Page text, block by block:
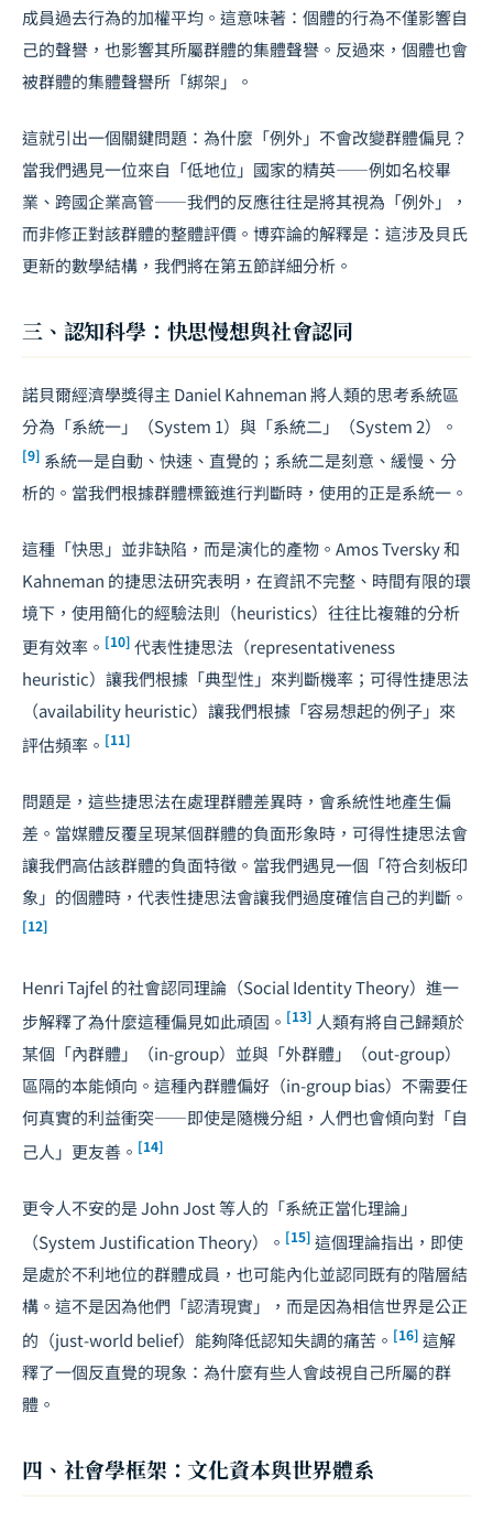
成員過去行為的加權平均。這意味著：個體的行為不僅影響自
己的聲譽，也影響其所屬群體的集體聲譽。反過來，個體也會
被群體的集體聲譽所「綁架」。
這就引出一個關鍵問題：為什麼「例外」不會改變群體偏見？
當我們遇見一位來自「低地位」國家的精英——例如名校畢
業、跨國企業高管——我們的反應往往是將其視為「例外」，
而非修正對該群體的整體評價。博弈論的解釋是：這涉及貝氏
更新的數學結構，我們將在第五節詳細分析。
三、認知科學：快思慢想與社會認同
諾貝爾經濟學獎得主 Daniel Kahneman 將人類的思考系統區
分為「系統一」（System 1）與「系統二」（System 2）。
[9] 系統一是自動、快速、直覺的；系統二是刻意、緩慢、分
析的。當我們根據群體標籤進行判斷時，使用的正是系統一。
這種「快思」並非缺陷，而是演化的產物。Amos Tversky 和
Kahneman 的捷思法研究表明，在資訊不完整、時間有限的環
境下，使用簡化的經驗法則（heuristics）往往比複雜的分析
更有效率。 [10] 代表性捷思法（representativeness
heuristic）讓我們根據「典型性」來判斷機率；可得性捷思法
（availability heuristic）讓我們根據「容易想起的例子」來
評估頻率。 [11]
問題是，這些捷思法在處理群體差異時，會系統性地產生偏
差。當媒體反覆呈現某個群體的負面形象時，可得性捷思法會
讓我們高估該群體的負面特徵。當我們遇見一個「符合刻板印
象」的個體時，代表性捷思法會讓我們過度確信自己的判斷。
[12]
Henri Tajfel 的社會認同理論（Social Identity Theory）進一
步解釋了為什麼這種偏見如此頑固。 [13] 人類有將自己歸類於
某個「內群體」（in-group）並與「外群體」（out-group）
區隔的本能傾向。這種內群體偏好（in-group bias）不需要任
何真實的利益衝突——即使是隨機分組，人們也會傾向對「自
己人」更友善。 [14]
更令人不安的是 John Jost 等人的「系統正當化理論」
（System Justification Theory）。 [15] 這個理論指出，即使
是處於不利地位的群體成員，也可能內化並認同既有的階層結
構。這不是因為他們「認清現實」，而是因為相信世界是公正
的（just-world belief）能夠降低認知失調的痛苦。 [16] 這解
釋了一個反直覺的現象：為什麼有些人會歧視自己所屬的群
體。
四、社會學框架：文化資本與世界體系